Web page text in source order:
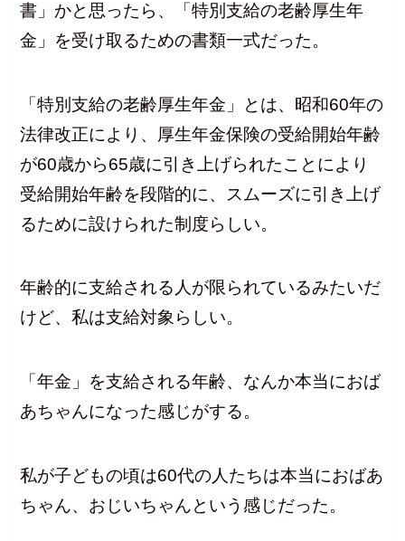
書」かと思ったら、「特別支給の老齢厚生年
金」を受け取るための書類一式だった。
「特別支給の老齢厚生年金」とは、昭和60年の
法律改正により、厚生年金保険の受給開始年齢
が60歳から65歳に引き上げられたことにより
受給開始年齢を段階的に、スムーズに引き上げ
るために設けられた制度らしい。
年齢的に支給される人が限られているみたいだ
けど、私は支給対象らしい。
「年金」を支給される年齢、なんか本当におば
あちゃんになった感じがする。
私が子どもの頃は60代の人たちは本当におばあ
ちゃん、おじいちゃんという感じだった。